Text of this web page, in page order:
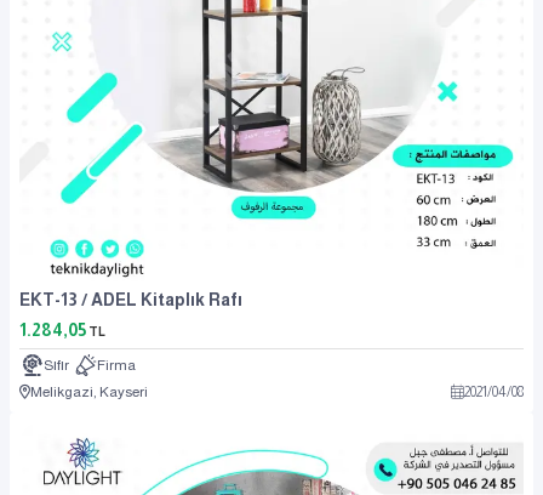
EKT-13 / ADEL Kitaplık Rafı
1.284,05 TL
Sıfır
Firma
Melikgazi, Kayseri
2021/04/08